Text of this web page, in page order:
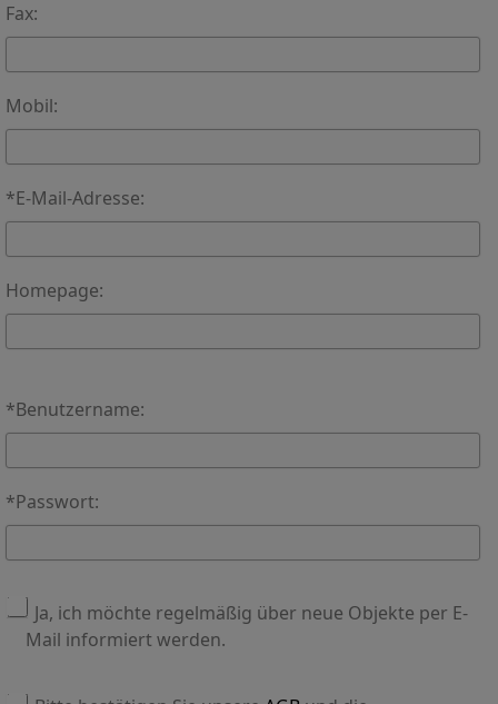
Fax:
Mobil:
*E-Mail-Adresse:
Homepage:
*Benutzername:
*Passwort:
Ja, ich möchte regelmäßig über neue Objekte per E-
Mail informiert werden.